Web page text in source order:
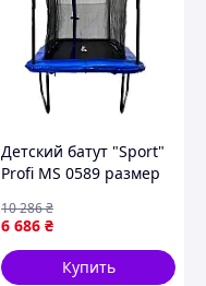
Детский батут "Sport"
Profi MS 0589 размер
оригинал
6 686 ₴
10 286₴
Купить